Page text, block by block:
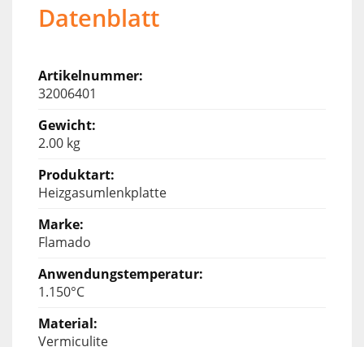
Datenblatt
32006401
2.00 kg
Heizgasumlenkplatte
Flamado
1.150°C
Vermiculite